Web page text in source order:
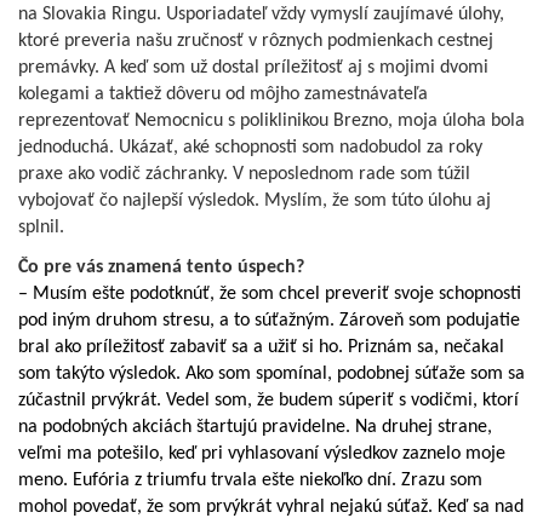
na Slovakia Ringu. Usporiadateľ vždy vymyslí zaujímavé úlohy,
ktoré preveria našu zručnosť v rôznych podmienkach cestnej
premávky. A keď som už dostal príležitosť aj s mojimi dvomi
kolegami a taktiež dôveru od môjho zamestnávateľa
reprezentovať Nemocnicu s poliklinikou Brezno, moja úloha bola
jednoduchá. Ukázať, aké schopnosti som nadobudol za roky
praxe ako vodič záchranky. V neposlednom rade som túžil
vybojovať čo najlepší výsledok. Myslím, že som túto úlohu aj
splnil.
Čo pre vás znamená tento úspech?
– Musím ešte podotknúť, že som chcel preveriť svoje schopnosti
pod iným druhom stresu, a to súťažným. Zároveň som podujatie
bral ako príležitosť zabaviť sa a užiť si ho. Priznám sa, nečakal
som takýto výsledok. Ako som spomínal, podobnej súťaže som sa
zúčastnil prvýkrát. Vedel som, že budem súperiť s vodičmi, ktorí
na podobných akciách štartujú pravidelne. Na druhej strane,
veľmi ma potešilo, keď pri vyhlasovaní výsledkov zaznelo moje
meno. Eufória z triumfu trvala ešte niekoľko dní. Zrazu som
mohol povedať, že som prvýkrát vyhral nejakú súťaž. Keď sa nad